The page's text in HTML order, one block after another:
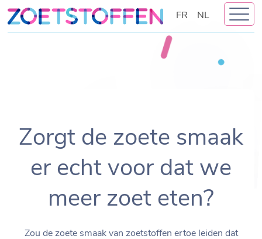
Skip
to
content
FR NL
Zorgt de zoete smaak
er echt voor dat we
meer zoet eten?
Zou de zoete smaak van zoetstoffen ertoe leiden dat